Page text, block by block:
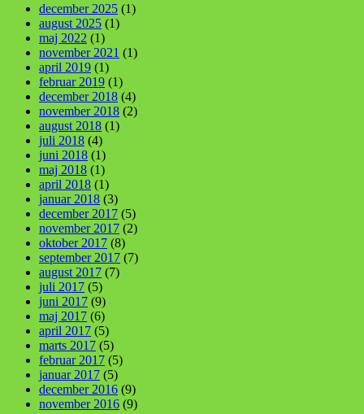
december 2025 (1)
august 2025 (1)
maj 2022 (1)
november 2021 (1)
april 2019 (1)
februar 2019 (1)
december 2018 (4)
november 2018 (2)
august 2018 (1)
juli 2018 (4)
juni 2018 (1)
maj 2018 (1)
april 2018 (1)
januar 2018 (3)
december 2017 (5)
november 2017 (2)
oktober 2017 (8)
september 2017 (7)
august 2017 (7)
juli 2017 (5)
juni 2017 (9)
maj 2017 (6)
april 2017 (5)
marts 2017 (5)
februar 2017 (5)
januar 2017 (5)
december 2016 (9)
november 2016 (9)